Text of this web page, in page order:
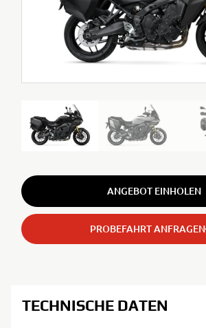
ANGEBOT EINHOLEN
PROBEFAHRT ANFRAGEN
TECHNISCHE DATEN